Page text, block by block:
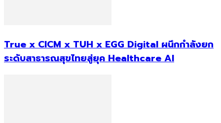
True x CICM x TUH x EGG Digital ผนึกกำลังยก
ระดับสาธารณสุขไทยสู่ยุค Healthcare AI